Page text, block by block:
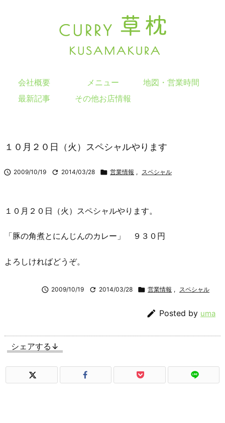
会社概要 メニュー
地図・営業時間
最新記事
その他お店情報
１０月２０日（火）スペシャルやります
 2009/10/19  2014/03/28  営業情報 , スペシャル
１０月２０日（火）スペシャルやります。
「豚の角煮とにんじんのカレー」 ９３０円
よろしければどうぞ。
 2009/10/19  2014/03/28  営業情報 , スペシャル
 Posted by uma
シェアする↓